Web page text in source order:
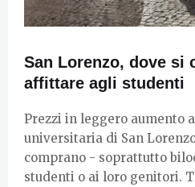
San Lorenzo, dove si
affittare agli studenti
Prezzi in leggero aumento
universitaria di San
comprano - soprattutto
studenti o ai loro genitori.